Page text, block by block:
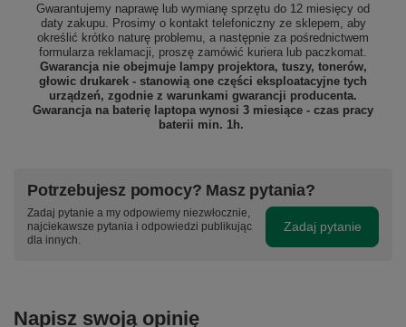
Gwarantujemy naprawę lub wymianę sprzętu do 12 miesięcy od
daty zakupu. Prosimy o kontakt telefoniczny ze sklepem, aby
określić krótko naturę problemu, a następnie za pośrednictwem
formularza reklamacji, proszę zamówić kuriera lub paczkomat.
Gwarancja nie obejmuje lampy projektora, tuszy, tonerów,
głowic drukarek - stanowią one części eksploatacyjne tych
urządzeń, zgodnie z warunkami gwarancji producenta.
Gwarancja na baterię laptopa wynosi 3 miesiące - czas pracy
baterii min. 1h.
Potrzebujesz pomocy? Masz pytania?
Zadaj pytanie a my odpowiemy niezwłocznie,
najciekawsze pytania i odpowiedzi publikując
dla innych.
Zadaj pytanie
Napisz swoją opinię